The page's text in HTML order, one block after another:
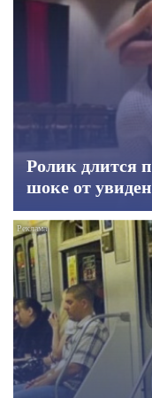
Ролик длится
шоке от